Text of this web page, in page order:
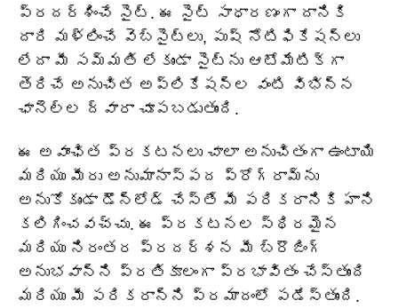
ప్రదర్శించే సైట్. ఈ సైట్ సాధారణంగా దానికి
దారి మళ్లించే వెబ్‌సైట్‌లు, పుష్ నోటిఫికేషన్‌లు
లేదా మీ సమ్మతి లేకుండా సైట్‌ను ఆటోమేటిక్‌గా
తెరిచే అనుచిత అప్లికేషన్‌ల వంటి విభిన్న
ఛానెల్‌ల ద్వారా చూపబడుతుంది.
ఈ అవాంఛిత ప్రకటనలు చాలా అనుచితంగా ఉంటాయి
మరియు మీరు అనుమానాస్పద ప్రోగ్రామ్‌ను
అనుకోకుండా డౌన్‌లోడ్ చేస్తే మీ పరికరానికి హాని
కలిగించవచ్చు. ఈ ప్రకటనల స్థిరమైన
మరియు నిరంతర ప్రదర్శన మీ బ్రౌజింగ్
అనుభవాన్ని ప్రతికూలంగా ప్రభావితం చేస్తుంది
మరియు మీ పరికరాన్ని ప్రమాదంలో పడేస్తుంది.